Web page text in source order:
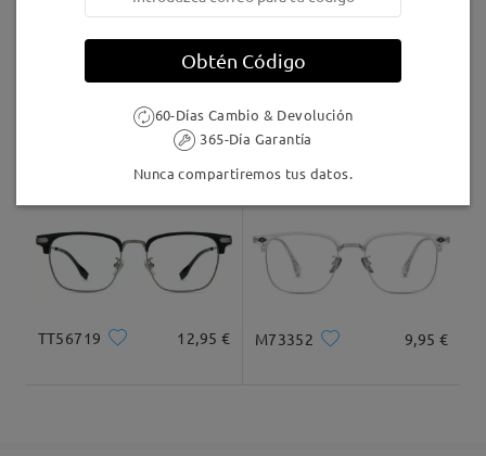
9,95 € T44252
TT56719 12,95 € M73352 9,95 €
Obtén Código
60-Días Cambio & Devolución
365-Día Garantía
Nunca compartiremos tus datos.